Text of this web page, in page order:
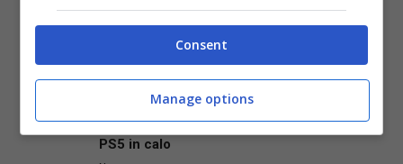
Final Fantasy Resonance:
Prezzo del preordine su
Amazon per la versione
PS5 in calo
Consent
Manage options